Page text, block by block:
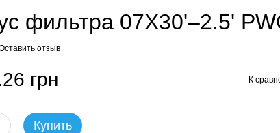
фильтра 07X30'–2.5'
отзыв
грн К
Купить